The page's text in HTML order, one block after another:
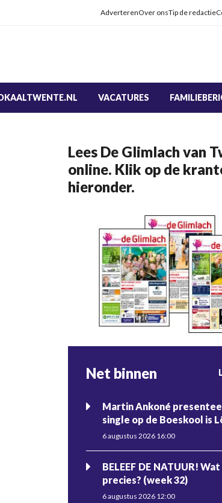
AdverterenOver onsTip de redactie
VACATURES
Lees De Glimlach van
online. Klik op de
hieronder.
Net binnen
Martin Ankoné
single op de Boeskool is
6 augustus 2026 16:00
BELEEF DE NATUUR!
precies? (week 32)
6 augustus 2026 12:00